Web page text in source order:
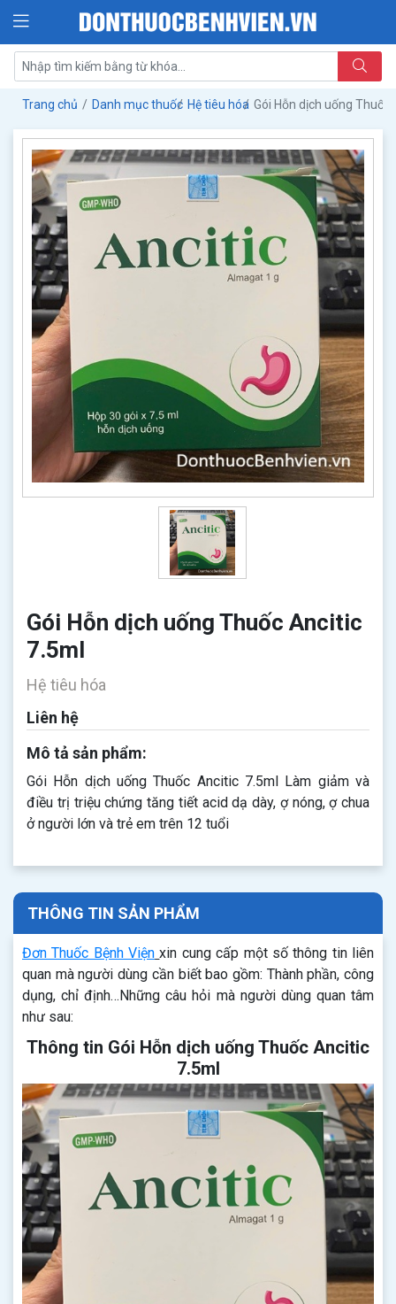
Trang chủ Danh mục thuốc Hệ tiêu hóa Gói Hỗn dịch uống
Gói Hỗn dịch uống Thuốc Ancitic
7.5ml
Hệ tiêu hóa
Liên hệ
Mô tả sản phẩm:
Gói Hỗn dịch uống Thuốc Ancitic 7.5ml Làm giảm và
điều trị triệu chứng tăng tiết acid dạ dày, ợ nóng, ợ chua
ở người lớn và trẻ em trên 12 tuổi
THÔNG TIN SẢN PHẨM
Đơn Thuốc Bệnh Viện xin cung cấp một số thông tin liên
quan mà người dùng cần biết bao gồm: Thành phần, công
dụng, chỉ định…Những câu hỏi mà người dùng quan tâm
như sau:
Thông tin Gói Hỗn dịch uống Thuốc Ancitic
7.5ml